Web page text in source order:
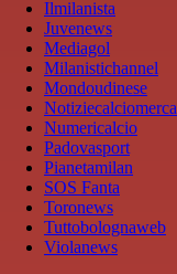
Ilmilanista
Juvenews
Mediagol
Milanistichannel
Mondoudinese
Numericalcio
Padovasport
Pianetamilan
SOS Fanta
Toronews
Tuttobolognaweb
Violanews